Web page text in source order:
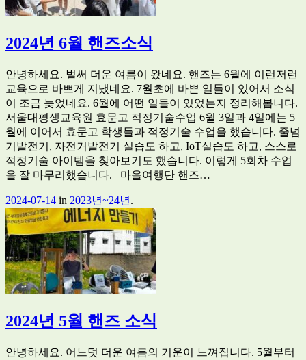
2024년 6월 핸즈소식
안녕하세요. 벌써 더운 여름이 왔네요. 핸즈는 6월에 이런저런
교육으로 바쁘게 지냈네요. 7월초에 바쁜 일들이 있어서 소식
이 조금 늦었네요. 6월에 어떤 일들이 있었는지 정리해봅니다.
서울대평생교육원 효문고 적정기술수업 6월 3일과 4일에는 5
월에 이어서 효문고 학생들과 적정기술 수업을 했습니다. 줄넘
기발전기, 자전거발전기 실습도 하고, IoT실습도 하고, 스스로
적정기술 아이템을 찾아보기도 했습니다. 이렇게 5회차 수업
을 잘 마무리했습니다. 마을여행단 핸즈…
2024-07-14 in 2023년~24년 .
2024년 5월 핸즈 소식
안녕하세요. 어느덧 더운 여름의 기운이 느껴집니다. 5월부터